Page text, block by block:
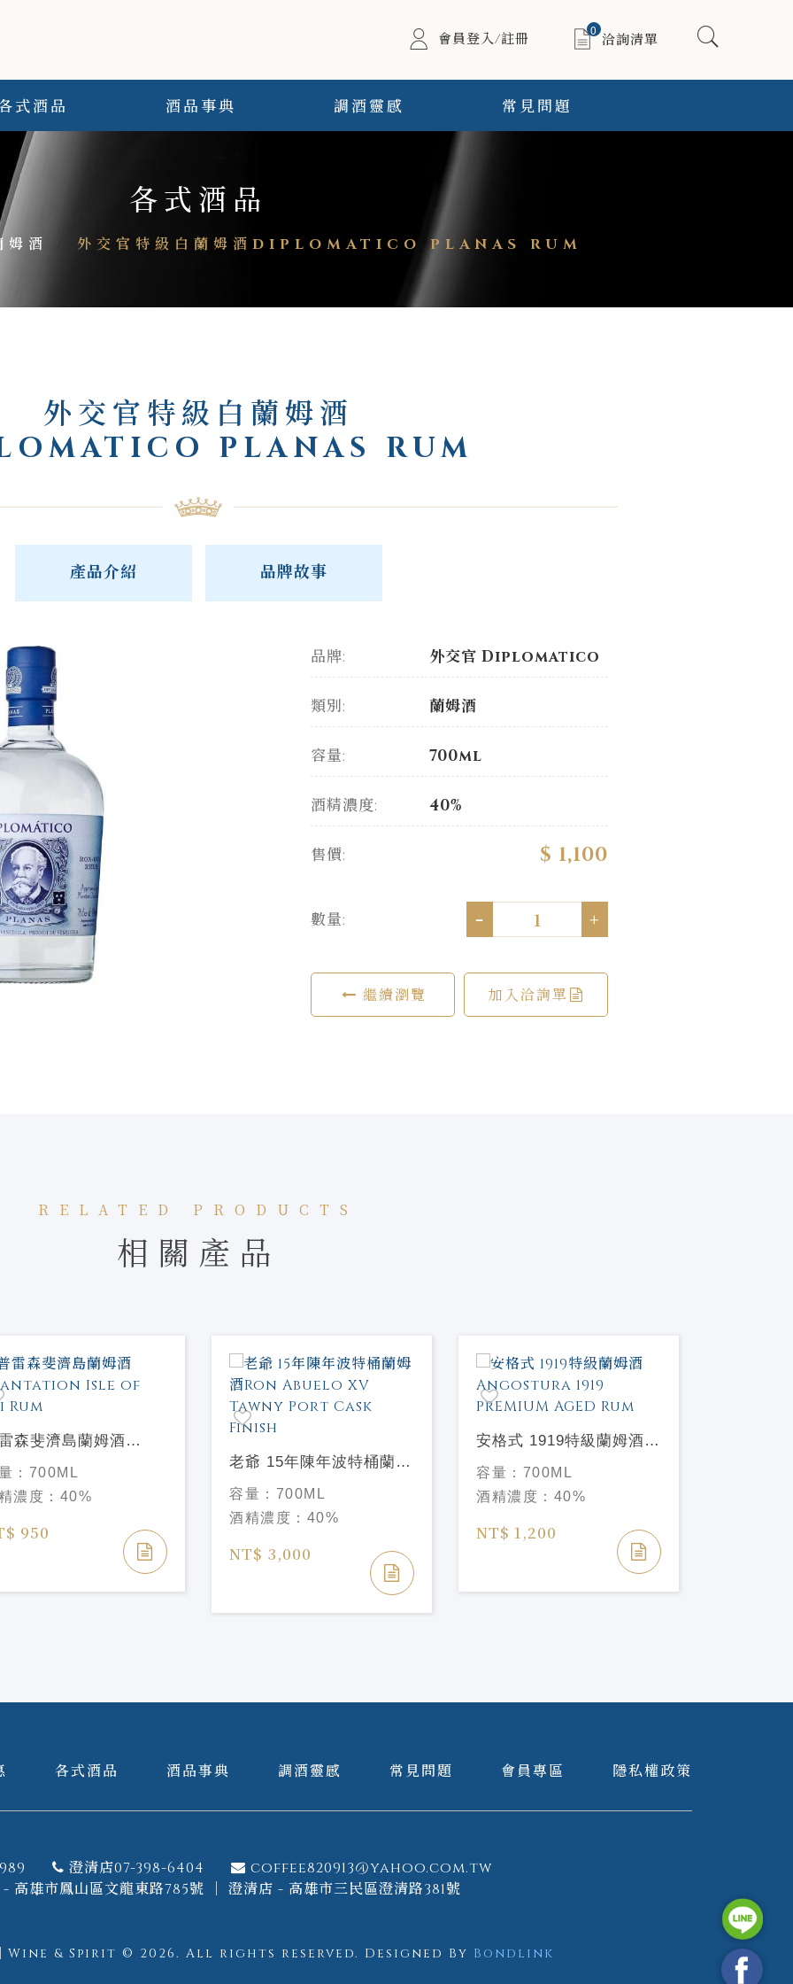
會員登入/註冊 0
洽詢清單
式酒品 酒品事典 調酒靈感 常見問題
各式酒品
姆酒 外交官特級白蘭姆酒DIPLOMATICO PLANAS RUM
外交官特級白蘭姆酒
PLANAS RUM
產品介紹 品牌故事
品牌: 外交官 Diplomatico
類別: 蘭姆酒
容量: 700ml
酒精濃度: 40%
售價: $ 1,100
數量: - +
繼續瀏覽 加入洽詢單
RELATED PRODUCTS
相關產品
森斐濟島蘭姆酒
Isle of Fiji
： 700ML
濃度： 40%
950
老爺 15年陳年波特桶蘭姆
酒Ron Abuelo XV Tawny
Port Cask Finish
容量： 700ML
酒精濃度： 40%
NT$ 3,000
安格式 1919特級蘭姆酒
Angostura 1919
PREMIUM AGED Rum
容量： 700ML
酒精濃度： 40%
NT$ 1,200
各式酒品 酒品事典 調酒靈感 常見問題 會員專區 隱私權政策
澄清店07-398-6404
coffee820913@yahoo.com.tw
高雄市鳳山區文龍東路785號 ｜ 澄清店 - 高雄市三民區澄清路381號
Wine & Spirit © 2026. All rights reserved. Designed By Bondlink